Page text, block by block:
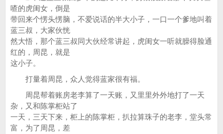
喳的虎闺女，倒是
带回来个愣头愣脑，不爱说话的半大小子，一口一个爹地叫着
蓝三叔，大家伙恍
然大悟，那个蓝三叔同大伙经常讲起，虎闺女一听就臊得脸通
红的，周昆，就是
这小子。
打量着周昆，众人觉得蓝家很有福。
周昆帮着账房老李算了一天账，又里里外外地打了一天
杂，又和陈掌柜站了
一天，三天下来，柜上的陈掌柜，扒拉算珠子的老李，堂头常
富，为了周昆，差